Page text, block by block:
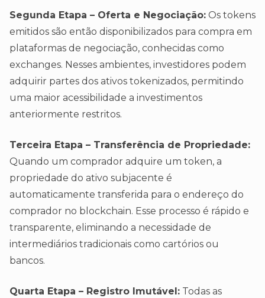
Segunda Etapa – Oferta e Negociação: Os tokens
emitidos são então disponibilizados para compra em
plataformas de negociação, conhecidas como
exchanges. Nesses ambientes, investidores podem
adquirir partes dos ativos tokenizados, permitindo
uma maior acessibilidade a investimentos
anteriormente restritos.
Terceira Etapa – Transferência de Propriedade:
Quando um comprador adquire um token, a
propriedade do ativo subjacente é
automaticamente transferida para o endereço do
comprador no blockchain. Esse processo é rápido e
transparente, eliminando a necessidade de
intermediários tradicionais como cartórios ou
bancos.
Quarta Etapa – Registro Imutável: Todas as